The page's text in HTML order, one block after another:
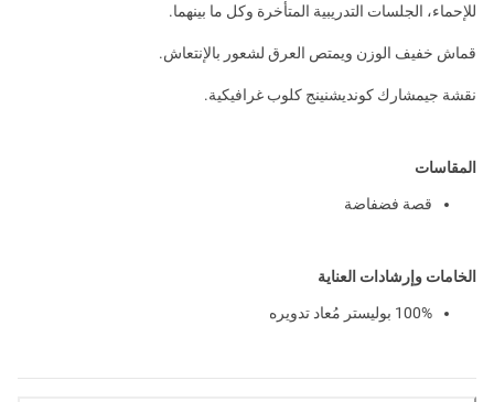
للإحماء، الجلسات التدريبية المتأخرة وكل ما بينهما.
قماش خفيف الوزن ويمتص العرق لشعور بالإنتعاش.
نقشة جيمشارك كونديشنينج كلوب غرافيكية.
المقاسات
قصة فضفاضة
الخامات وإرشادات العناية
100% بوليستر مُعاد تدويره